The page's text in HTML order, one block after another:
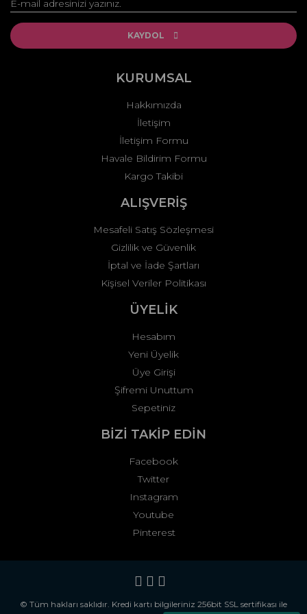
Ürün resmi kalitesiz, bozuk veya görüntülenemiyor.
Ürün açıklamasında eksik bilgiler bulunuyor.
Ürün fiyatı diğer sitelerden daha pahalı.
Gönder
KAYDOL
KURUMSAL
Hakkımızda
İletişim
İletişim Formu
Havale Bildirim Formu
Kargo Takibi
ALIŞVERİŞ
Mesafeli Satış Sözleşmesi
Gizlilik ve Güvenlik
İptal ve İade Şartları
Kişisel Veriler Politikası
ÜYELİK
Hesabım
Yeni Üyelik
Üye Girişi
Şifremi Unuttum
Sepetiniz
BİZİ TAKİP EDİN
Facebook
Twitter
Instagram
Youtube
Pinterest
© Tüm hakları saklıdır. Kredi kartı bilgileriniz 256bit SSL sertifikası ile